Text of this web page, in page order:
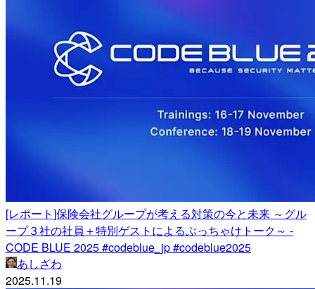
[レポート]保険会社グループが考える対策の今と未来 ～グル
ープ３社の社員＋特別ゲストによるぶっちゃけトーク～ -
CODE BLUE 2025 #codeblue_jp #codeblue2025
あしざわ
2025.11.19